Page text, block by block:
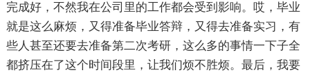
完成好，不然我在公司里的工作都会受到影响。哎，毕业
就是这么麻烦，又得准备毕业答辩，又得去准备实习，有
些人甚至还要去准备第二次考研，这么多的事情一下子全
都挤压在了这个时间段里，让我们烦不胜烦。最后，我要